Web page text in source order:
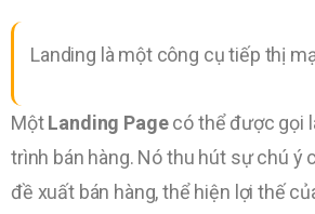
Landing là một công cụ tiếp thị
MộtLanding Pagecó thể được gọi
trình bán hàng. Nó thu hút sự chú ý
đề xuất bán hàng, thể hiện lợi thế